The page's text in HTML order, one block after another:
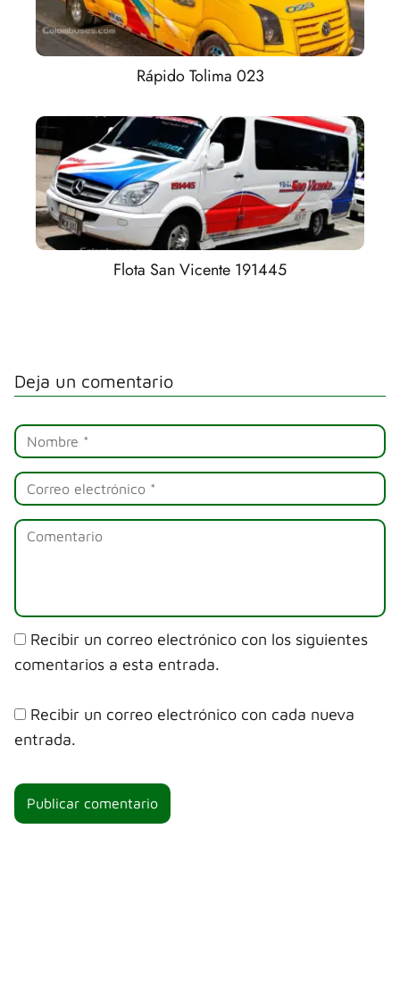
Rápido Tolima 023
Flota San Vicente 191445
Deja un comentario
Recibir un correo electrónico con los siguientes
comentarios a esta entrada.
Recibir un correo electrónico con cada nueva
entrada.